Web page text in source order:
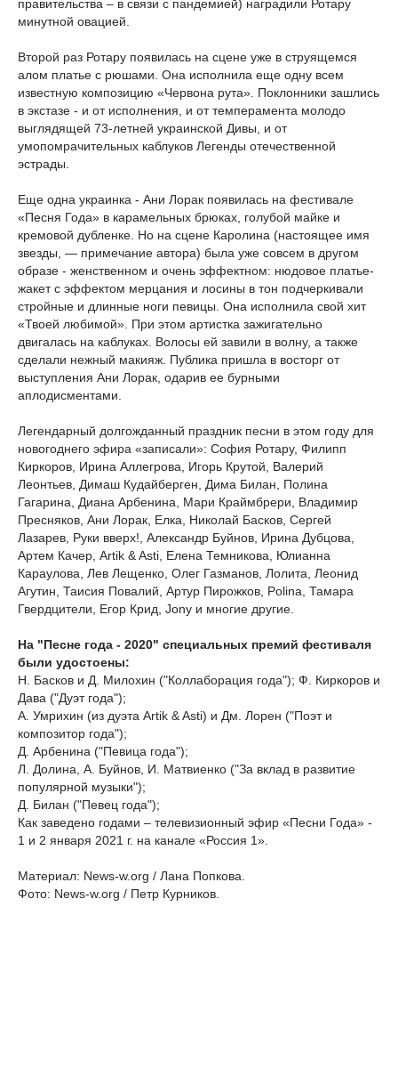
правительства – в связи с пандемией) наградили Ротару
минутной овацией.
Второй раз Ротару появилась на сцене уже в струящемся
алом платье с рюшами. Она исполнила еще одну всем
известную композицию «Червона рута». Поклонники зашлись
в экстазе - и от исполнения, и от темперамента молодо
выглядящей 73-летней украинской Дивы, и от
умопомрачительных каблуков Легенды отечественной
эстрады.
Еще одна украинка - Ани Лорак появилась на фестивале
«Песня Года» в карамельных брюках, голубой майке и
кремовой дубленке. Но на сцене Каролина (настоящее имя
звезды, — примечание автора) была уже совсем в другом
образе - женственном и очень эффектном: нюдовое платье-
жакет с эффектом мерцания и лосины в тон подчеркивали
стройные и длинные ноги певицы. Она исполнила свой хит
«Твоей любимой». При этом артистка зажигательно
двигалась на каблуках. Волосы ей завили в волну, а также
сделали нежный макияж. Публика пришла в восторг от
выступления Ани Лорак, одарив ее бурными
аплодисментами.
Легендарный долгожданный праздник песни в этом году для
новогоднего эфира «записали»: София Ротару, Филипп
Киркоров, Ирина Аллегрова, Игорь Крутой, Валерий
Леонтьев, Димаш Кудайберген, Дима Билан, Полина
Гагарина, Диана Арбенина, Мари Краймбрери, Владимир
Пресняков, Ани Лорак, Елка, Николай Басков, Сергей
Лазарев, Руки вверх!, Александр Буйнов, Ирина Дубцова,
Артем Качер, Artik & Asti, Елена Темникова, Юлианна
Караулова, Лев Лещенко, Олег Газманов, Лолита, Леонид
Агутин, Таисия Повалий, Артур Пирожков, Polina, Тамара
Гвердцители, Егор Крид, Jony и многие другие.
На "Песне года - 2020" специальных премий фестиваля
были удостоены:
Н. Басков и Д. Милохин ("Коллаборация года"); Ф. Киркоров и
Дава ("Дуэт года");
А. Умрихин (из дуэта Artik & Asti) и Дм. Лорен ("Поэт и
композитор года");
Д. Арбенина ("Певица года");
Л. Долина, А. Буйнов, И. Матвиенко ("За вклад в развитие
популярной музыки");
Д. Билан ("Певец года");
Как заведено годами – телевизионный эфир «Песни Года» -
1 и 2 января 2021 г. на канале «Россия 1».
Материал: News-w.org / Лана Попкова.
Фото: News-w.org / Петр Курников.